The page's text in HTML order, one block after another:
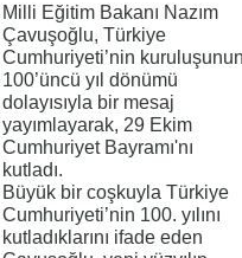
Milli Eğitim Bakanı Nazım
Çavuşoğlu, Türkiye
Cumhuriyeti’nin kuruluşunun
100’üncü yıl dönümü
dolayısıyla bir mesaj
yayımlayarak, 29 Ekim
Cumhuriyet Bayramı'nı
kutladı.
Büyük bir coşkuyla Türkiye
Cumhuriyeti’nin 100. yılını
kutladıklarını ifade eden